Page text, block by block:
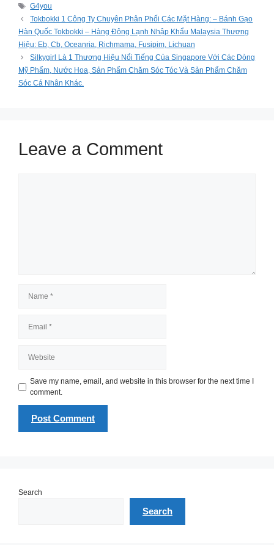
Tags
G4you
Tokbokki 1 Công Ty Chuyên Phân Phối Các Mặt Hàng: – Bánh Gạo
Hàn Quốc Tokbokki – Hàng Đông Lạnh Nhập Khẩu Malaysia Thương
Hiệu: Eb, Cb, Oceanria, Richmama, Fusipim, Lichuan
Silkygirl Là 1 Thương Hiệu Nổi Tiếng Của Singapore Với Các Dòng
Mỹ Phẩm, Nước Hoa, Sản Phẩm Chăm Sóc Tóc Và Sản Phẩm Chăm
Sóc Cá Nhân Khác.
Leave a Comment
Save my name, email, and website in this browser for the next time I
comment.
Search
Search